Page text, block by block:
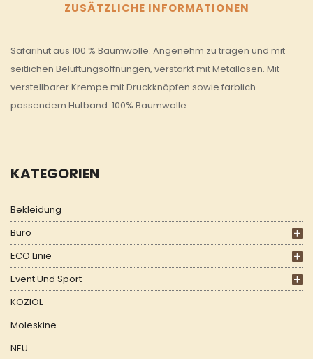
KATEGORIEN
Bekleidung
Büro
ECO Linie
Event Und Sport
KOZIOL
Moleskine
NEU
ZUSÄTZLICHE INFORMATIONEN
Safarihut aus 100 % Baumwolle. Angenehm zu tragen und mit
seitlichen Belüftungsöffnungen, verstärkt mit Metallösen. Mit
verstellbarer Krempe mit Druckknöpfen sowie farblich
passendem Hutband. 100% Baumwolle